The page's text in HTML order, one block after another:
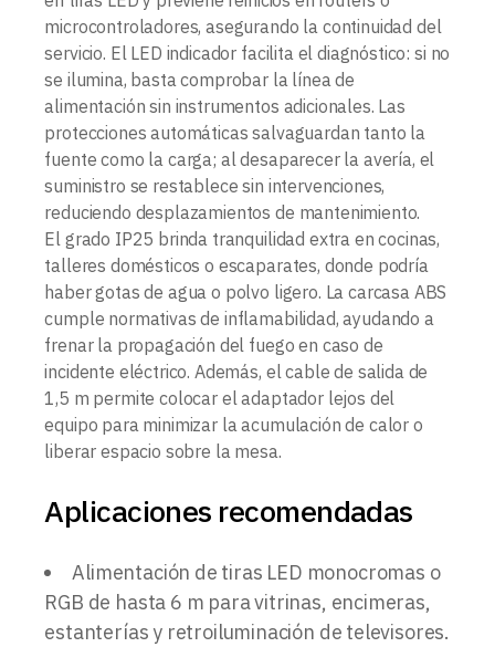
microcontroladores, asegurando la continuidad del
servicio. El LED indicador facilita el diagnóstico: si no
se ilumina, basta comprobar la línea de
alimentación sin instrumentos adicionales. Las
protecciones automáticas salvaguardan tanto la
fuente como la carga; al desaparecer la avería, el
suministro se restablece sin intervenciones,
reduciendo desplazamientos de mantenimiento.
El grado IP25 brinda tranquilidad extra en cocinas,
talleres domésticos o escaparates, donde podría
haber gotas de agua o polvo ligero. La carcasa ABS
cumple normativas de inflamabilidad, ayudando a
frenar la propagación del fuego en caso de
incidente eléctrico. Además, el cable de salida de
1,5 m permite colocar el adaptador lejos del
equipo para minimizar la acumulación de calor o
liberar espacio sobre la mesa.
Aplicaciones recomendadas
Alimentación de tiras LED monocromas o
RGB de hasta 6 m para vitrinas, encimeras,
estanterías y retroiluminación de televisores.